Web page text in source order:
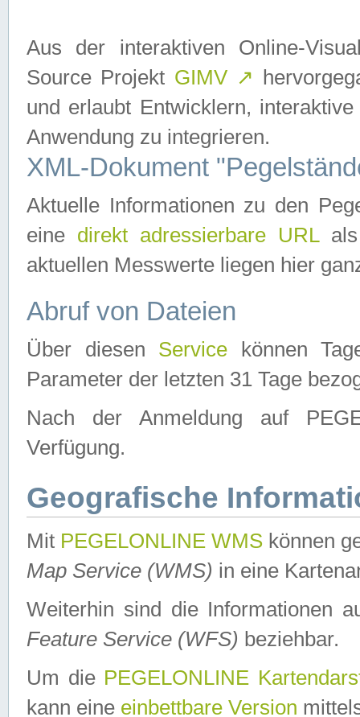
Aus der interaktiven Online-
Source Projekt GIMV ↗
und erlaubt Entwicklern,
Anwendung zu integrieren.
XML-Dokument
Aktuelle Informationen zu den
eine direkt adressierbare URLals
aktuellen Messwerte liegen hier
Abruf von Dateien
Über diesen Service können
Parameter der letzten 31 Tage
Nach der Anmeldung auf
Verfügung.
Geografische
Mit PEGELONLINE WMS können
Map Service (WMS) in eine
Weiterhin sind die Informationen
Feature Service (WFS) beziehbar.
Um die PEGELONLINE
kann eine einbettbare Version